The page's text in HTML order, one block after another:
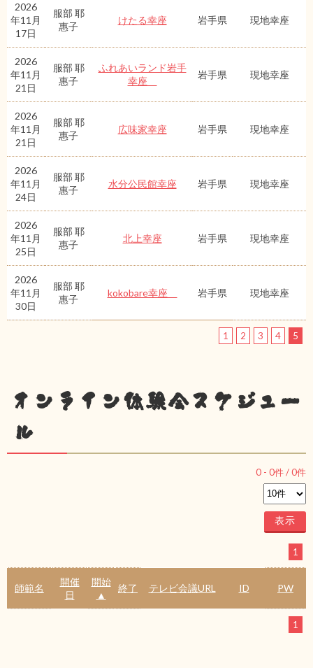
2026
年11月
17日
服部 耶
惠子
けたる幸座 岩手県 現地幸座
2026
年11月
21日
服部 耶
惠子
ふれあいランド岩手
幸座
岩手県 現地幸座
2026
年11月
21日
服部 耶
惠子
広味家幸座 岩手県 現地幸座
2026
年11月
24日
服部 耶
惠子
水分公民館幸座 岩手県 現地幸座
2026
年11月
25日
服部 耶
惠子
北上幸座 岩手県 現地幸座
2026
年11月
30日
服部 耶
惠子
kokobare幸座 岩手県 現地幸座
1 2 3 4 5
オンライン体験会スケジュー
ル
0 - 0件 /0件
1
師範名
開催
日
開始
▲
終了 テレビ会議URL ID PW
1